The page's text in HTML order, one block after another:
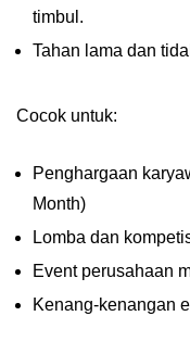
timbul.
Tahan lama dan
Cocok untuk:
Penghargaan
Month)
Lomba dan
Event perusahaan
Kenang-kenangan